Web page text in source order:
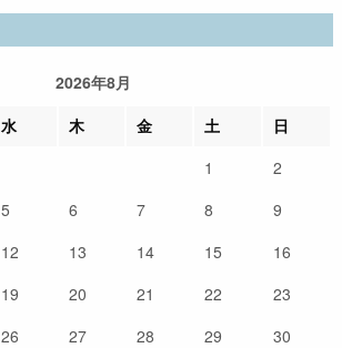
2026年8月
水 木 金 土
日
1
2
5 6 7 8
9
12 13 14 15
16
19 20 21 22
23
26 27 28 29
30